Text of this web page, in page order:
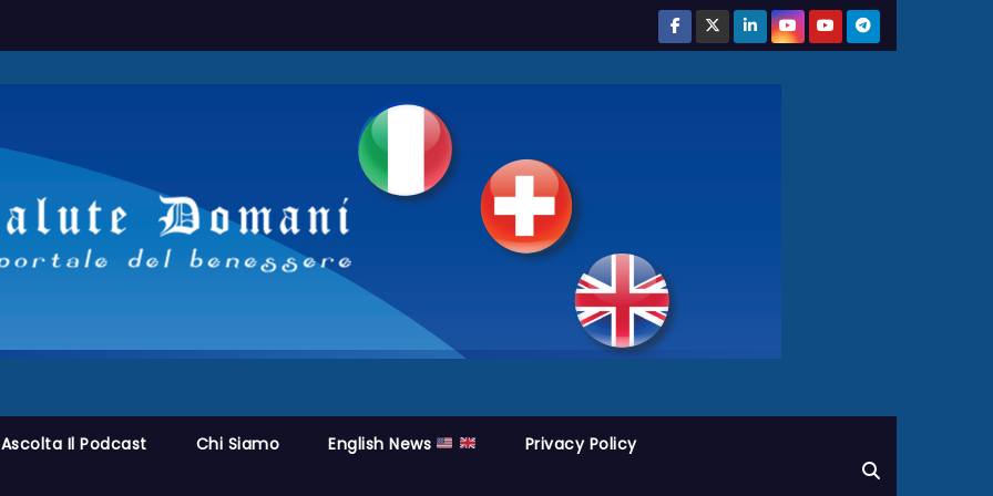
Ascolta Il Podcast Chi Siamo English News Privacy Policy